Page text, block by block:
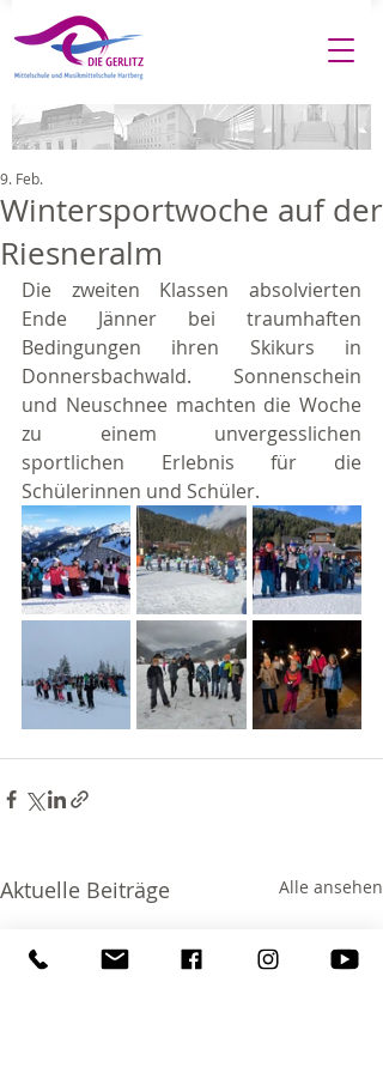
Wintersportwoche auf der
Riesneralm
9. Feb.
Die zweiten Klassen absolvierten
Ende Jänner bei traumhaften
Bedingungen ihren Skikurs in
Donnersbachwald. Sonnenschein
und Neuschnee machten die Woche
zu einem unvergesslichen
sportlichen Erlebnis für die
Schülerinnen und Schüler.
Aktuelle Beiträge Alle ansehen